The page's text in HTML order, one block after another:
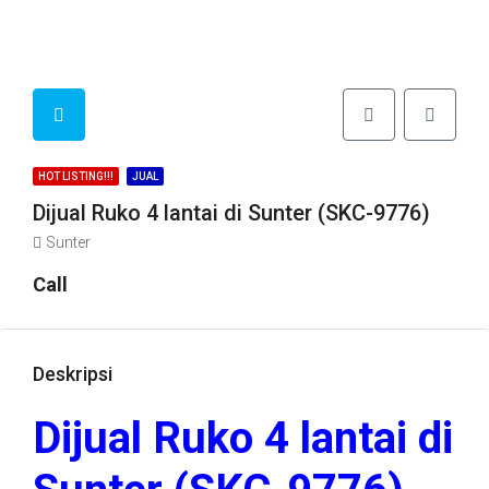
HOT LISTING!!! JUAL
Dijual Ruko 4 lantai di Sunter (SKC-9776)
Sunter
Call
Deskripsi
Dijual Ruko 4 lantai di